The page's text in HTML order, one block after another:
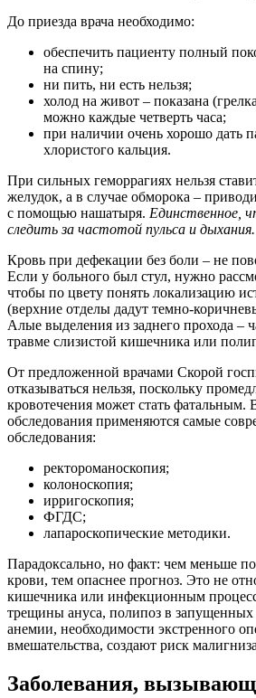
До приезда врача необходимо:
обеспечить пациенту полный
на спину;
ни пить, ни есть нельзя;
холод на живот – показана
можно каждые четверть часа;
при наличии очень хорошо дать
хлористого кальция.
При сильных геморрагиях нельзя
желудок, а в случае обморока –
с помощью нашатыря. Единственное,
следить за частотой пульса и дыхания.
Кровь при дефекации без боли – не
Если у больного был стул, нужно
чтобы по цвету понять локализацию
(верхние отделы дадут темно-
Алые выделения из заднего прохода –
травме слизистой кишечника или
От предложенной врачами Скорой
отказываться нельзя, поскольку
кровотечения может стать фатальным.
обследования применяются самые
обследования:
ректороманоскопия;
колоноскопия;
ирригоскопия;
ФГДС;
лапароскопические методики.
Парадоксально, но факт: чем меньше
крови, тем опаснее прогноз. Это не
кишечника или инфекционным
трещины ануса, полипоз в запущенных
анемии, необходимости экстренного
вмешательства, создают риск
Заболевания,